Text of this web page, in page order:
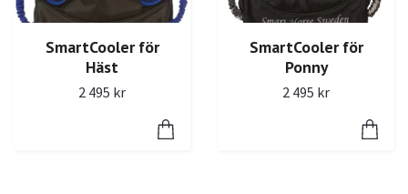
SmartCooler för
Häst
2 495 kr
SmartCooler för
Ponny
2 495 kr